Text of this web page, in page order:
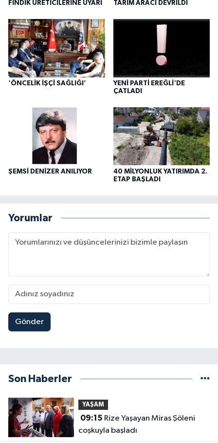
FINDIK ÜRETİCİLERİNE UYARI TARIM ARACI DEVRİLDİ
‘ÖNCELİK İŞÇİ SAĞLIĞI’
YENİ PARTİ EREĞLİ'DE
ÇATLADI
ŞEMSİ DENİZER ANILIYOR
40 MİLYONLUK YATIRIMDA 2.
ETAP BAŞLADI
Yorumlar
Gönder
Son Haberler
YAŞAM
09:15
coşkuyla başladı